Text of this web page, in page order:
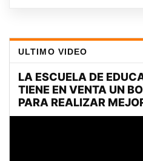
ULTIMO VIDEO